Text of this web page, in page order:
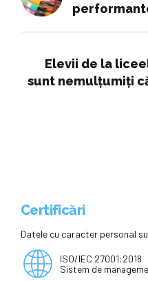
Elevii de la
sunt nemulțumiți
Certificări
Datele cu caracter personal
ISO/IEC 27001:2018
Sistem de